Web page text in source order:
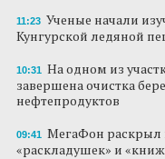
11:23 Ученые начали
Кунгурской ледяной
10:31 На одном из
завершена очистка
нефтепродуктов
09:41 МегаФон раскрыл
«раскладушек» и